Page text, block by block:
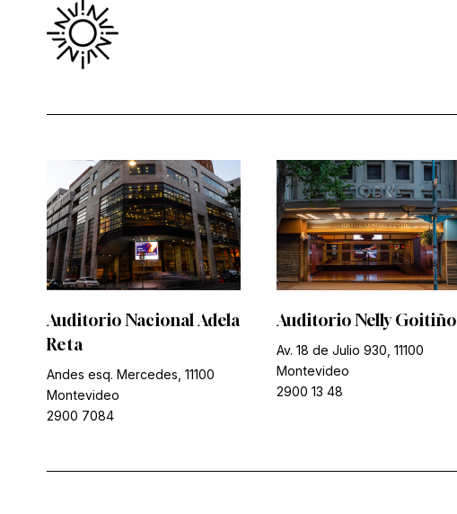
Auditorio Nacional Adela
Reta
Andes esq. Mercedes, 11100
Montevideo
2900 7084
Auditorio Nelly Goitiño
Av. 18 de Julio 930, 11100
Montevideo
2900 13 48